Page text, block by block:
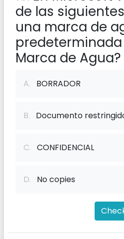
de las
una marca de
Marca de Agua?
A. BORRADOR
B. Documento
C. CONFIDENCIAL
D. No copies